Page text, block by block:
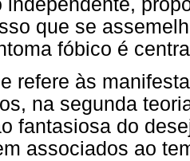
independente,
que se
fóbico é
refere às
na segunda
fantasiosa do
associados ao